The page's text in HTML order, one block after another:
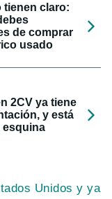
tienen claro:
de comprar
usado
2CV ya tiene
y está
esquina
Unidos y ya